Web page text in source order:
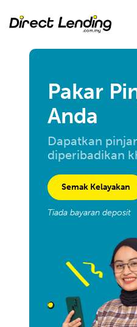
Pakar
Anda
Dapatkan
diperibadikan
Semak Kelayakan
Tiada bayaran deposit